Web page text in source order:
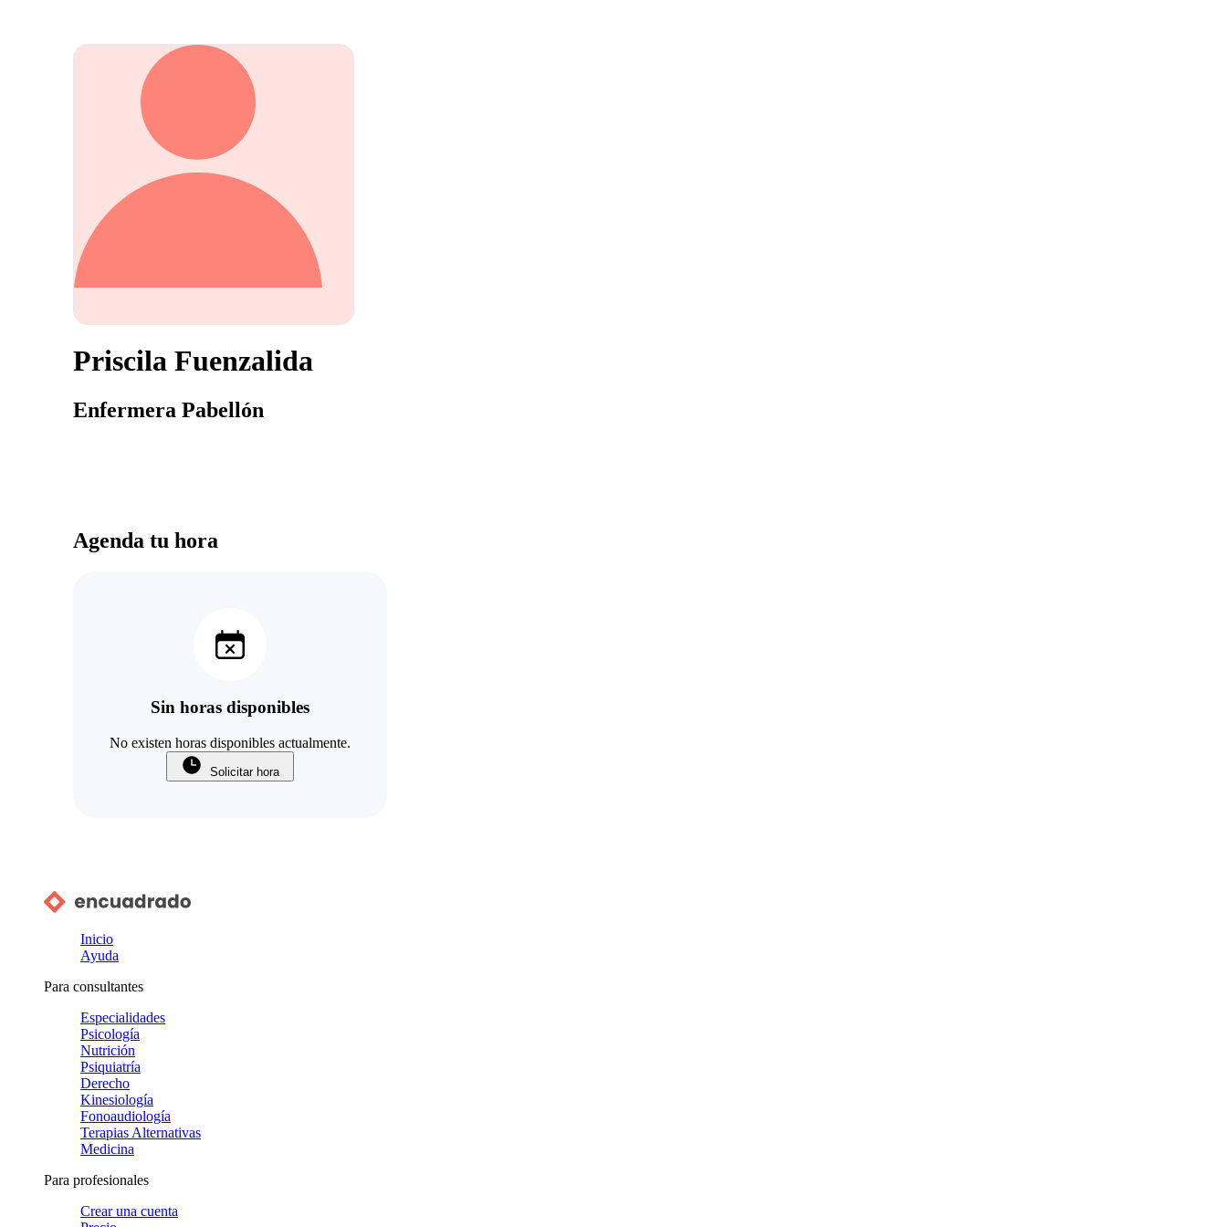
Priscila Fuenzalida
Enfermera Pabellón
Agenda tu hora
Sin horas disponibles
No existen horas disponibles actualmente.
Solicitar hora
Inicio
Ayuda
Para consultantes
Especialidades
Psicología
Nutrición
Psiquiatría
Derecho
Kinesiología
Fonoaudiología
Terapias Alternativas
Medicina
Para profesionales
Crear una cuenta